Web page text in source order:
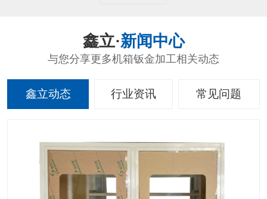
鑫立·新闻中心
与您分享更多机箱钣金加工相关动态
鑫立动态 行业资讯 常见问题